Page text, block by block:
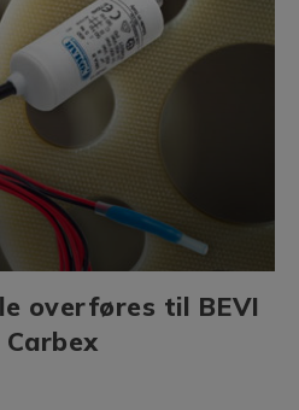
overføres til BEVI